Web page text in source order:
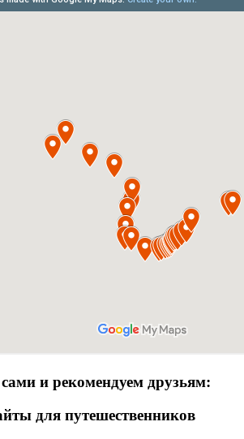
и рекомендуем друзьям:
для путешественников